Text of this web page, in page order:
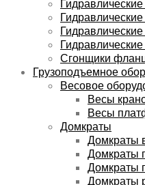
Сгонщики
Грузоподъемное
Весовое
Весы
Весы
Домкраты
Домкраты
Домкраты
Домкраты
Домкраты